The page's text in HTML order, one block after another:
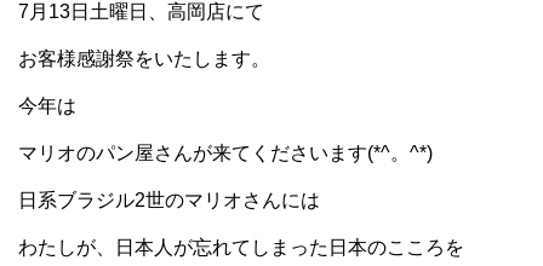
7月13日土曜日、高岡店にて
お客様感謝祭をいたします。
今年は
マリオのパン屋さんが来てくださいます(*^。^*)
日系ブラジル2世のマリオさんには
わたしが、日本人が忘れてしまった日本のこころを